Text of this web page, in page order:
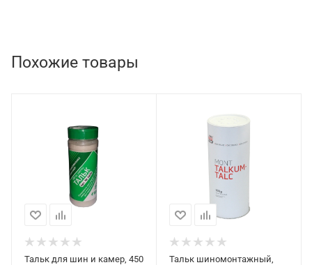
Похожие товары
Тальк для шин и камер, 450
Тальк шиномонтажный,